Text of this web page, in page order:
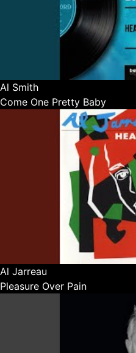
Al Smith
Come One Pretty Baby
Al Jarreau
Pleasure Over Pain